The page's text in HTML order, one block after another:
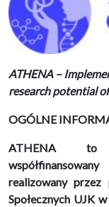
ATHENA –
research potential
OGÓLNE
ATHENA to
realizowany
Społecznych UJK